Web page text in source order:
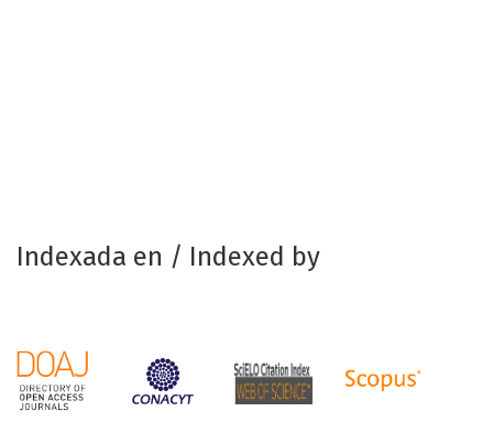
Indexada en / Indexed by